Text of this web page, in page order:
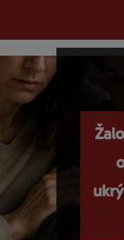
dětmi
Příběhy o